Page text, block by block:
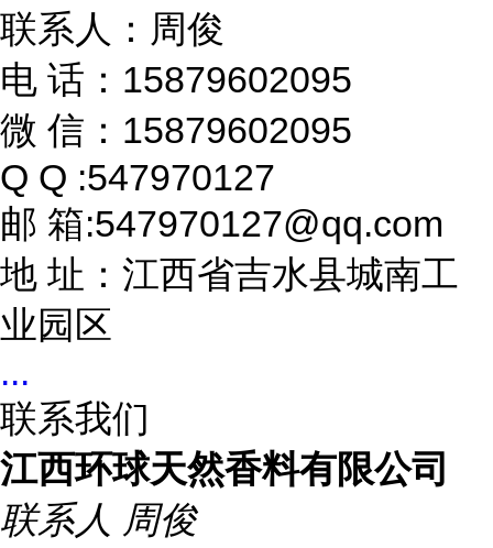
联系人：周俊
电 话：15879602095
微 信：15879602095
Q Q :547970127
邮 箱:547970127@qq.com
地 址：江西省吉水县城南工
业园区
...
联系我们
江西环球天然香料有限公司
联系人 周俊